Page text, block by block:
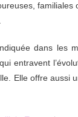
familiales
dans les
entravent
Elle offre